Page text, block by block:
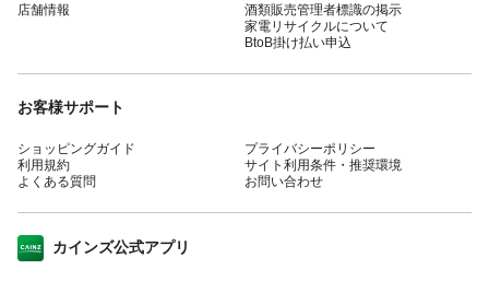
店舗情報
酒類販売管理者標識の掲示
家電リサイクルについて
BtoB掛け払い申込
お客様サポート
ショッピングガイド
利用規約
よくある質問
プライバシーポリシー
サイト利用条件・推奨環境
お問い合わせ
カインズ公式アプリ